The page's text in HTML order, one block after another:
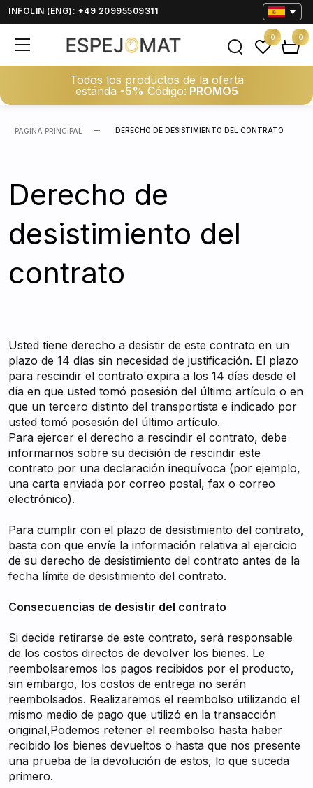
INFOLIN (ENG): +49 20995509311
Todos los productos de la oferta
estánda -5% Código: PROMO5
0 0
PAGINA PRINCIPAL DERECHO DE DESISTIMIENTO DEL CONTRATO
Derecho de
desistimiento del
contrato
Usted tiene derecho a desistir de este contrato en un
plazo de 14 días sin necesidad de justificación. El plazo
para rescindir el contrato expira a los 14 días desde el
día en que usted tomó posesión del último artículo o en
que un tercero distinto del transportista e indicado por
usted tomó posesión del último artículo.
Para ejercer el derecho a rescindir el contrato, debe
informarnos sobre su decisión de rescindir este
contrato por una declaración inequívoca (por ejemplo,
una carta enviada por correo postal, fax o correo
electrónico).
Para cumplir con el plazo de desistimiento del contrato,
basta con que envíe la información relativa al ejercicio
de su derecho de desistimiento del contrato antes de la
fecha límite de desistimiento del contrato.
Consecuencias de desistir del contrato
Si decide retirarse de este contrato, será responsable
de los costos directos de devolver los bienes. Le
reembolsaremos los pagos recibidos por el producto,
sin embargo, los costos de entrega no serán
reembolsados. Realizaremos el reembolso utilizando el
mismo medio de pago que utilizó en la transacción
original,Podemos retener el reembolso hasta haber
recibido los bienes devueltos o hasta que nos presente
una prueba de la devolución de estos, lo que suceda
primero.